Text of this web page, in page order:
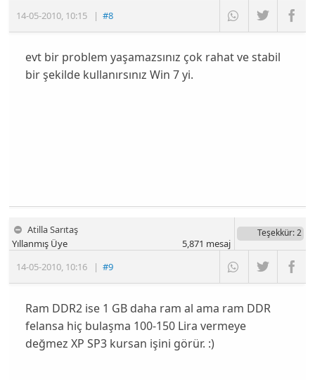
14-05-2010, 10:15 |#8
evt bir problem yaşamazsınız çok rahat ve stabil
bir şekilde kullanırsınız Win 7 yi.
Atilla Sarıtaş
14-05-2010, 10:16 |#9
Yıllanmış Üye
Teşekkür: 2
5,871 mesaj
Ram DDR2 ise 1 GB daha ram al ama ram DDR
felansa hiç bulaşma 100-150 Lira vermeye
değmez XP SP3 kursan işini görür. :)